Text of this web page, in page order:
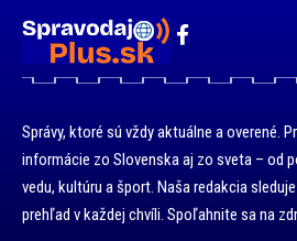
Správy, ktoré sú vždy aktuálne a overené.
informácie zo Slovenska aj zo sveta – od
vedu, kultúru a šport. Naša redakcia
prehľad v každej chvíli. Spoľahnite sa na